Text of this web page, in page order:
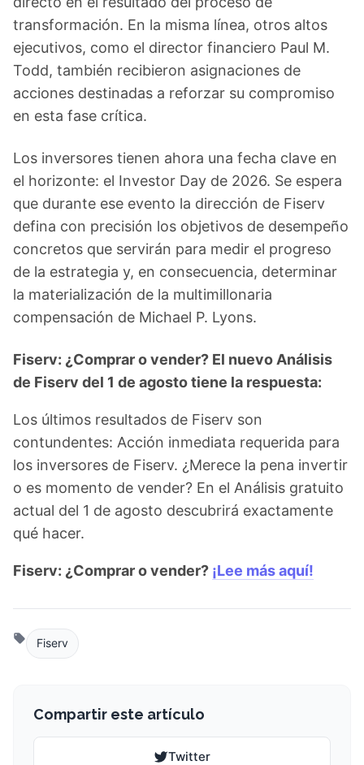
transformación. En la misma línea, otros altos
ejecutivos, como el director financiero Paul M.
Todd, también recibieron asignaciones de
acciones destinadas a reforzar su compromiso
en esta fase crítica.
Los inversores tienen ahora una fecha clave en
el horizonte: el Investor Day de 2026. Se espera
que durante ese evento la dirección de Fiserv
defina con precisión los objetivos de desempeño
concretos que servirán para medir el progreso
de la estrategia y, en consecuencia, determinar
la materialización de la multimillonaria
compensación de Michael P. Lyons.
Fiserv: ¿Comprar o vender? El nuevo Análisis
de Fiserv del 1 de agosto tiene la respuesta:
Los últimos resultados de Fiserv son
contundentes: Acción inmediata requerida para
los inversores de Fiserv. ¿Merece la pena invertir
o es momento de vender? En el Análisis gratuito
actual del 1 de agosto descubrirá exactamente
qué hacer.
Fiserv: ¿Comprar o vender? ¡Lee más aquí!
Fiserv
Compartir este artículo
Twitter